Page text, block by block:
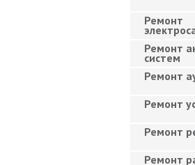
Ремонт
Ремонт
систем
Ремонт
Ремонт
Ремонт
Ремонт